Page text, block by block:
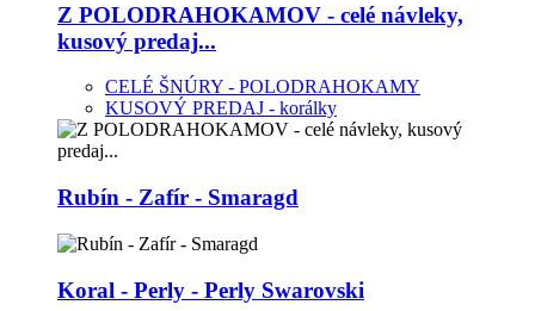
Z POLODRAHOKAMOV - celé návleky,
kusový predaj...
CELÉ ŠNÚRY - POLODRAHOKAMY
KUSOVÝ PREDAJ - korálky
Rubín - Zafír - Smaragd
Koral - Perly - Perly Swarovski